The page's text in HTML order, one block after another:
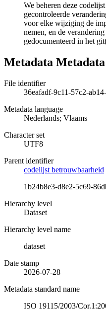
We beheren deze
gecontroleerde
voor elke wijziging de
nemen, en de
gedocumenteerd in het
Metadata Metadata
File identifier
36eafadf-9c11-57c2-
Metadata language
Nederlands; Vlaams
Character set
UTF8
Parent identifier
codelijst betrouwbaarheid
1b24b8e3-d8e2-5c69-
Hierarchy level
Dataset
Hierarchy level name
dataset
Date stamp
2026-07-28
Metadata standard name
ISO 19115/2003/